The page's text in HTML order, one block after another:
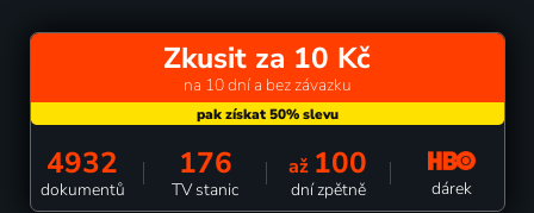
Zkusit za 10 Kč
na 10 dní a bez závazku
4932
dokumentů
176
TV stanic
až 100
dní zpětně dárek